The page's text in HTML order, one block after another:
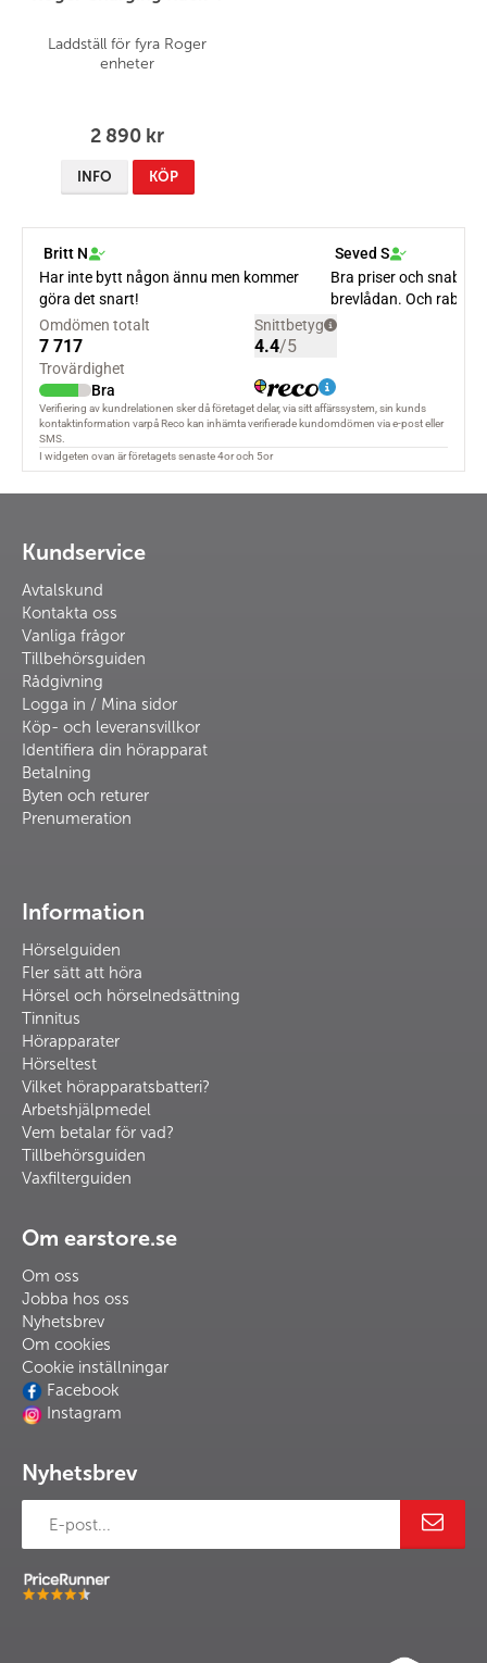
Laddställ för fyra Roger
enheter
2 890 kr
INFO KÖP
Kundservice
Avtalskund
Kontakta oss
Vanliga frågor
Tillbehörsguiden
Rådgivning
Logga in / Mina sidor
Köp- och leveransvillkor
Identifiera din hörapparat
Betalning
Byten och returer
Prenumeration
Information
Hörselguiden
Fler sätt att höra
Hörsel och hörselnedsättning
Tinnitus
Hörapparater
Hörseltest
Vilket hörapparatsbatteri?
Arbetshjälpmedel
Vem betalar för vad?
Tillbehörsguiden
Vaxfilterguiden
Om earstore.se
Om oss
Jobba hos oss
Nyhetsbrev
Om cookies
Cookie inställningar
Facebook
Instagram
Nyhetsbrev